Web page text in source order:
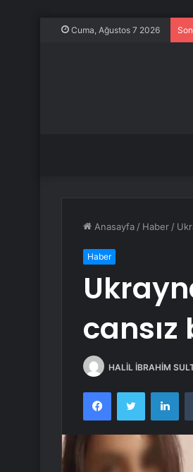
Cuma, Ağustos 7 2026
Anasayfa / Haber /
Haber
HALİL İBRAHİM
FacebookTwitter